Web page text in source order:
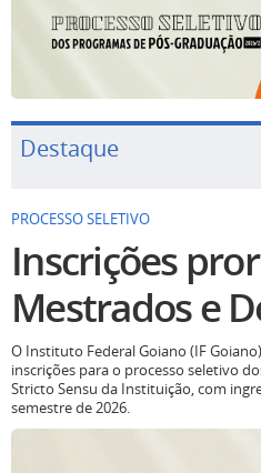
Destaque
PROCESSO SELETIVO
Inscrições
Mestrados e
O Instituto Federal Goiano (IF
inscrições para o processo seletivo
Stricto Sensu da Instituição, com
semestre de 2026.